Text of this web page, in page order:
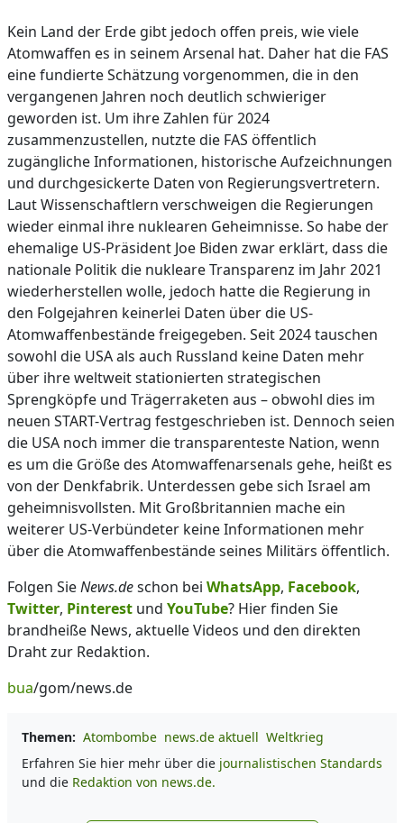
Kein Land der Erde gibt jedoch offen preis, wie viele
Atomwaffen es in seinem Arsenal hat. Daher hat die FAS
eine fundierte Schätzung vorgenommen, die in den
vergangenen Jahren noch deutlich schwieriger
geworden ist. Um ihre Zahlen für 2024
zusammenzustellen, nutzte die FAS öffentlich
zugängliche Informationen, historische Aufzeichnungen
und durchgesickerte Daten von Regierungsvertretern.
Laut Wissenschaftlern verschweigen die Regierungen
wieder einmal ihre nuklearen Geheimnisse. So habe der
ehemalige US-Präsident Joe Biden zwar erklärt, dass die
nationale Politik die nukleare Transparenz im Jahr 2021
wiederherstellen wolle, jedoch hatte die Regierung in
den Folgejahren keinerlei Daten über die US-
Atomwaffenbestände freigegeben. Seit 2024 tauschen
sowohl die USA als auch Russland keine Daten mehr
über ihre weltweit stationierten strategischen
Sprengköpfe und Trägerraketen aus – obwohl dies im
neuen START-Vertrag festgeschrieben ist. Dennoch seien
die USA noch immer die transparenteste Nation, wenn
es um die Größe des Atomwaffenarsenals gehe, heißt es
von der Denkfabrik. Unterdessen gebe sich Israel am
geheimnisvollsten. Mit Großbritannien mache ein
weiterer US-Verbündeter keine Informationen mehr
über die Atomwaffenbestände seines Militärs öffentlich.
Folgen SieNews.deschon bei WhatsApp, Facebook,
Twitter, Pinterest und YouTube? Hier finden Sie
brandheiße News, aktuelle Videos und den direkten
Draht zur Redaktion.
bua/gom/news.de
Themen: Atombombe news.de aktuell Weltkrieg
Erfahren Sie hier mehr über die journalistischen Standards
und die Redaktion von news.de.